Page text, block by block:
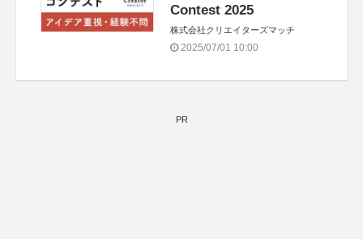
Contest 2025
株式会社クリエイターズマッチ
2025/07/01 10:00
PR